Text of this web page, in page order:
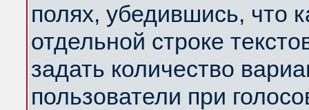
полях, убедившись, что
отдельной строке
задать количество
пользователи при